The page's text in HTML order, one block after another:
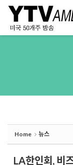
Home 뉴스
LA한인회, 비